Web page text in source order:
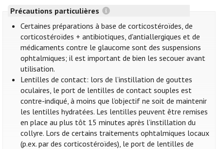
Précautions particulières
Certaines préparations à base de corticostéroïdes, de
corticostéroïdes + antibiotiques, d'antiallergiques et de
médicaments contre le glaucome sont des suspensions
ophtalmiques; il est important de bien les secouer avant
utilisation.
Lentilles de contact: lors de l’instillation de gouttes
oculaires, le port de lentilles de contact souples est
contre-indiqué, à moins que l’objectif ne soit de maintenir
les lentilles hydratées. Les lentilles peuvent être remises
en place au plus tôt 15 minutes après l’instillation du
collyre. Lors de certains traitements ophtalmiques locaux
(p.ex. par des corticostéroïdes), le port de lentilles de